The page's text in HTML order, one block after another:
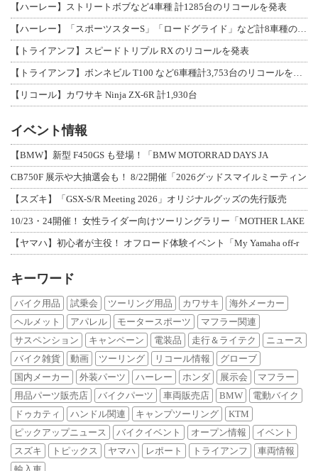
【ハーレー】ストリートボブなど4車種 計1285台のリコールを発表
【トライアンフ】スピードトリプル RX のリコールを発表
【リコール】カワサキ Ninja ZX-6R 計1,930台
イベント情報
【BMW】新型 F450GS も登場！「BMW MOTORRAD DAYS JA
CB750F 展示や大抽選会も！ 8/22開催「2026グッドスマイルミーティン
【スズキ】「GSX-S/R Meeting 2026」オリジナルグッズの先行販売
10/23・24開催！ 女性ライダー向けツーリングラリー「MOTHER LAKE
【ヤマハ】初心者が主役！ オフロード体験イベント「My Yamaha off-r
キーワード
バイク用品 試乗会 ツーリング用品 カワサキ
海外メーカー
ヘルメット
アパレル モータースポーツ
マフラー関連
サスペンション
キャンペーン 電装品 走行＆ライテク
ニュース
バイク雑貨
動画 ツーリング リコール情報
グローブ
国内メーカー
外装パーツ ハーレー ホンダ 展示会
マフラー
用品パーツ販売店
バイクパーツ 車両販売店 BMW
電動バイク
ドゥカティ
ハンドル関連 キャンプツーリング
KTM
ピックアップニュース
バイクイベント オープン情報
イベント
スズキ
トピックス ヤマハ レポート トライアンフ
車両情報